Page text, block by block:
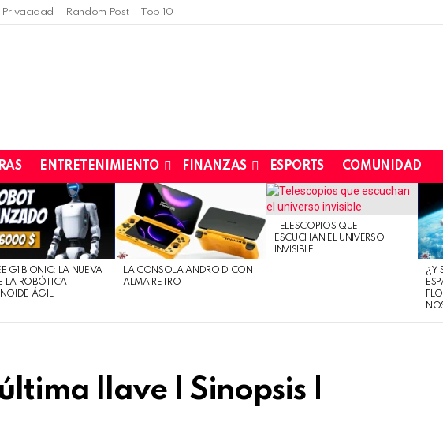
Privacidad Random Post Top 10
ENTRETENIMIENTO FINANZAS ESPORTS COMUNIDAD
G1 BIONIC: LA NUEVA
LA ROBÓTICA
ÁGIL
LA CONSOLA ANDROID CON
ALMA RETRO
TELESCOPIOS QUE
ESCUCHAN EL UNIVERSO
INVISIBLE
¿Y
llave | Sinopsis |